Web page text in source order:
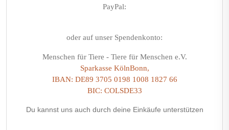
PayPal:
oder auf unser Spendenkonto:
Menschen für Tiere - Tiere für Menschen e.V.
Sparkasse KölnBonn,
IBAN: DE89 3705 0198 1008 1827 66
BIC: COLSDE33
Du kannst uns auch durch deine Einkäufe unterstützen